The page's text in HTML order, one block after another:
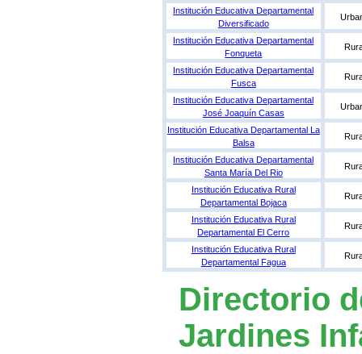
Institución Educativa Departamental
Diversificado
Institución Educativa Departamental
Fonqueta
Institución Educativa Departamental
Fusca
Institución Educativa Departamental
José Joaquín Casas
Institución Educativa Departamental La
Balsa
Institución Educativa Departamental
Santa María Del Rio
Institución Educativa Rural
Departamental Bojaca
Institución Educativa Rural
Departamental El Cerro
Institución Educativa Rural
Departamental Fagua
Directorio
Jardines